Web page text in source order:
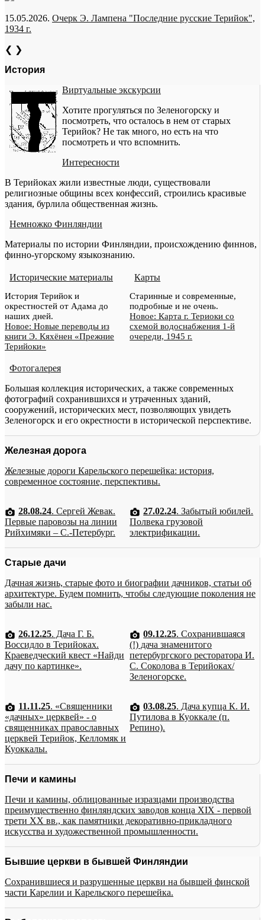
15.05.2026. Очерк Э. Лампена "Последние русские Терийок",
1934 г.
❮ ❯
История
Виртуальные экскурсии
Хотите прогуляться по Зеленогорску и
посмотреть, что осталось в нем от старых
Терийок? Не так много, но есть на что
посмотреть и что вспомнить.
Интересности
В Терийоках жили известные люди, существовали
религиозные общины всех конфессий, строились красивые
здания, бурлила общественная жизнь.
Немножко Финляндии
Материалы по истории Финляндии, происхождению финнов,
финно-угорскому языкознанию.
Исторические материалы
История Терийок и
окрестностей от Адама до
наших дней.
Новое: Новые переводы из
книги Э. Кяхёнен «Прежние
Терийоки»
Карты
Старинные и современные,
подробные и не очень.
Новое: Карта г. Териоки со
схемой водоснабжения 1-й
очереди, 1945 г.
Фотогалерея
Большая коллекция исторических, а также современных
фотографий сохранившихся и утраченных зданий,
сооружений, исторических мест, позволяющих увидеть
Зеленогорск и его окрестности в исторической перспективе.
Железная дорога
Железные дороги Карельского перешейка: история,
современное состояние, перспективы.
28.08.24. Сергей Жевак.
Первые паровозы на линии
Рийхимяки – С.-Петербург.
27.02.24. Забытый юбилей.
Полвека грузовой
электрификации.
Старые дачи
Дачная жизнь, старые фото и биографии дачников, статьи об
архитектуре. Будем помнить, чтобы следующие поколения не
забыли нас.
26.12.25. Дача Г. Б.
Воссидло в Терийоках.
Краеведческий квест «Найди
дачу по картинке».
09.12.25. Сохранившаяся
(!) дача знаменитого
петербургского ресторатора И.
С. Соколова в Терийоках/
Зеленогорске.
11.11.25. «Священники
«дачных» церквей» - о
священниках православных
церквей Терийок, Келломяк и
Куоккалы.
03.08.25. Дача купца К. И.
Путилова в Куоккале (п.
Репино).
Печи и камины
Печи и камины, облицованные изразцами производства
преимущественно финляндских заводов конца XIX - первой
трети XX вв., как памятники декоративно-прикладного
искусства и художественной промышленности.
Бывшие церкви в бывшей Финляндии
Сохранившиеся и разрушенные церкви на бывшей финской
части Карелии и Карельского перешейка.